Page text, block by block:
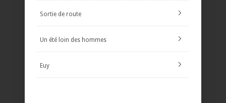
Sortie de route
Un été loin des hommes
Euy